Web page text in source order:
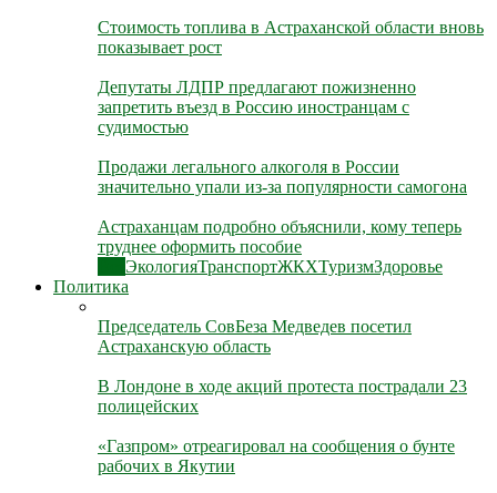
Стоимость топлива в Астраханской области вновь
показывает рост
Депутаты ЛДПР предлагают пожизненно
запретить въезд в Россию иностранцам с
судимостью
Продажи легального алкоголя в России
значительно упали из-за популярности самогона
Астраханцам подробно объяснили, кому теперь
труднее оформить пособие
ЭкологияТранспортЖКХТуризмЗдоровье
Политика
Председатель СовБеза Медведев посетил
Астраханскую область
В Лондоне в ходе акций протеста пострадали 23
полицейских
«Газпром» отреагировал на сообщения о бунте
рабочих в Якутии